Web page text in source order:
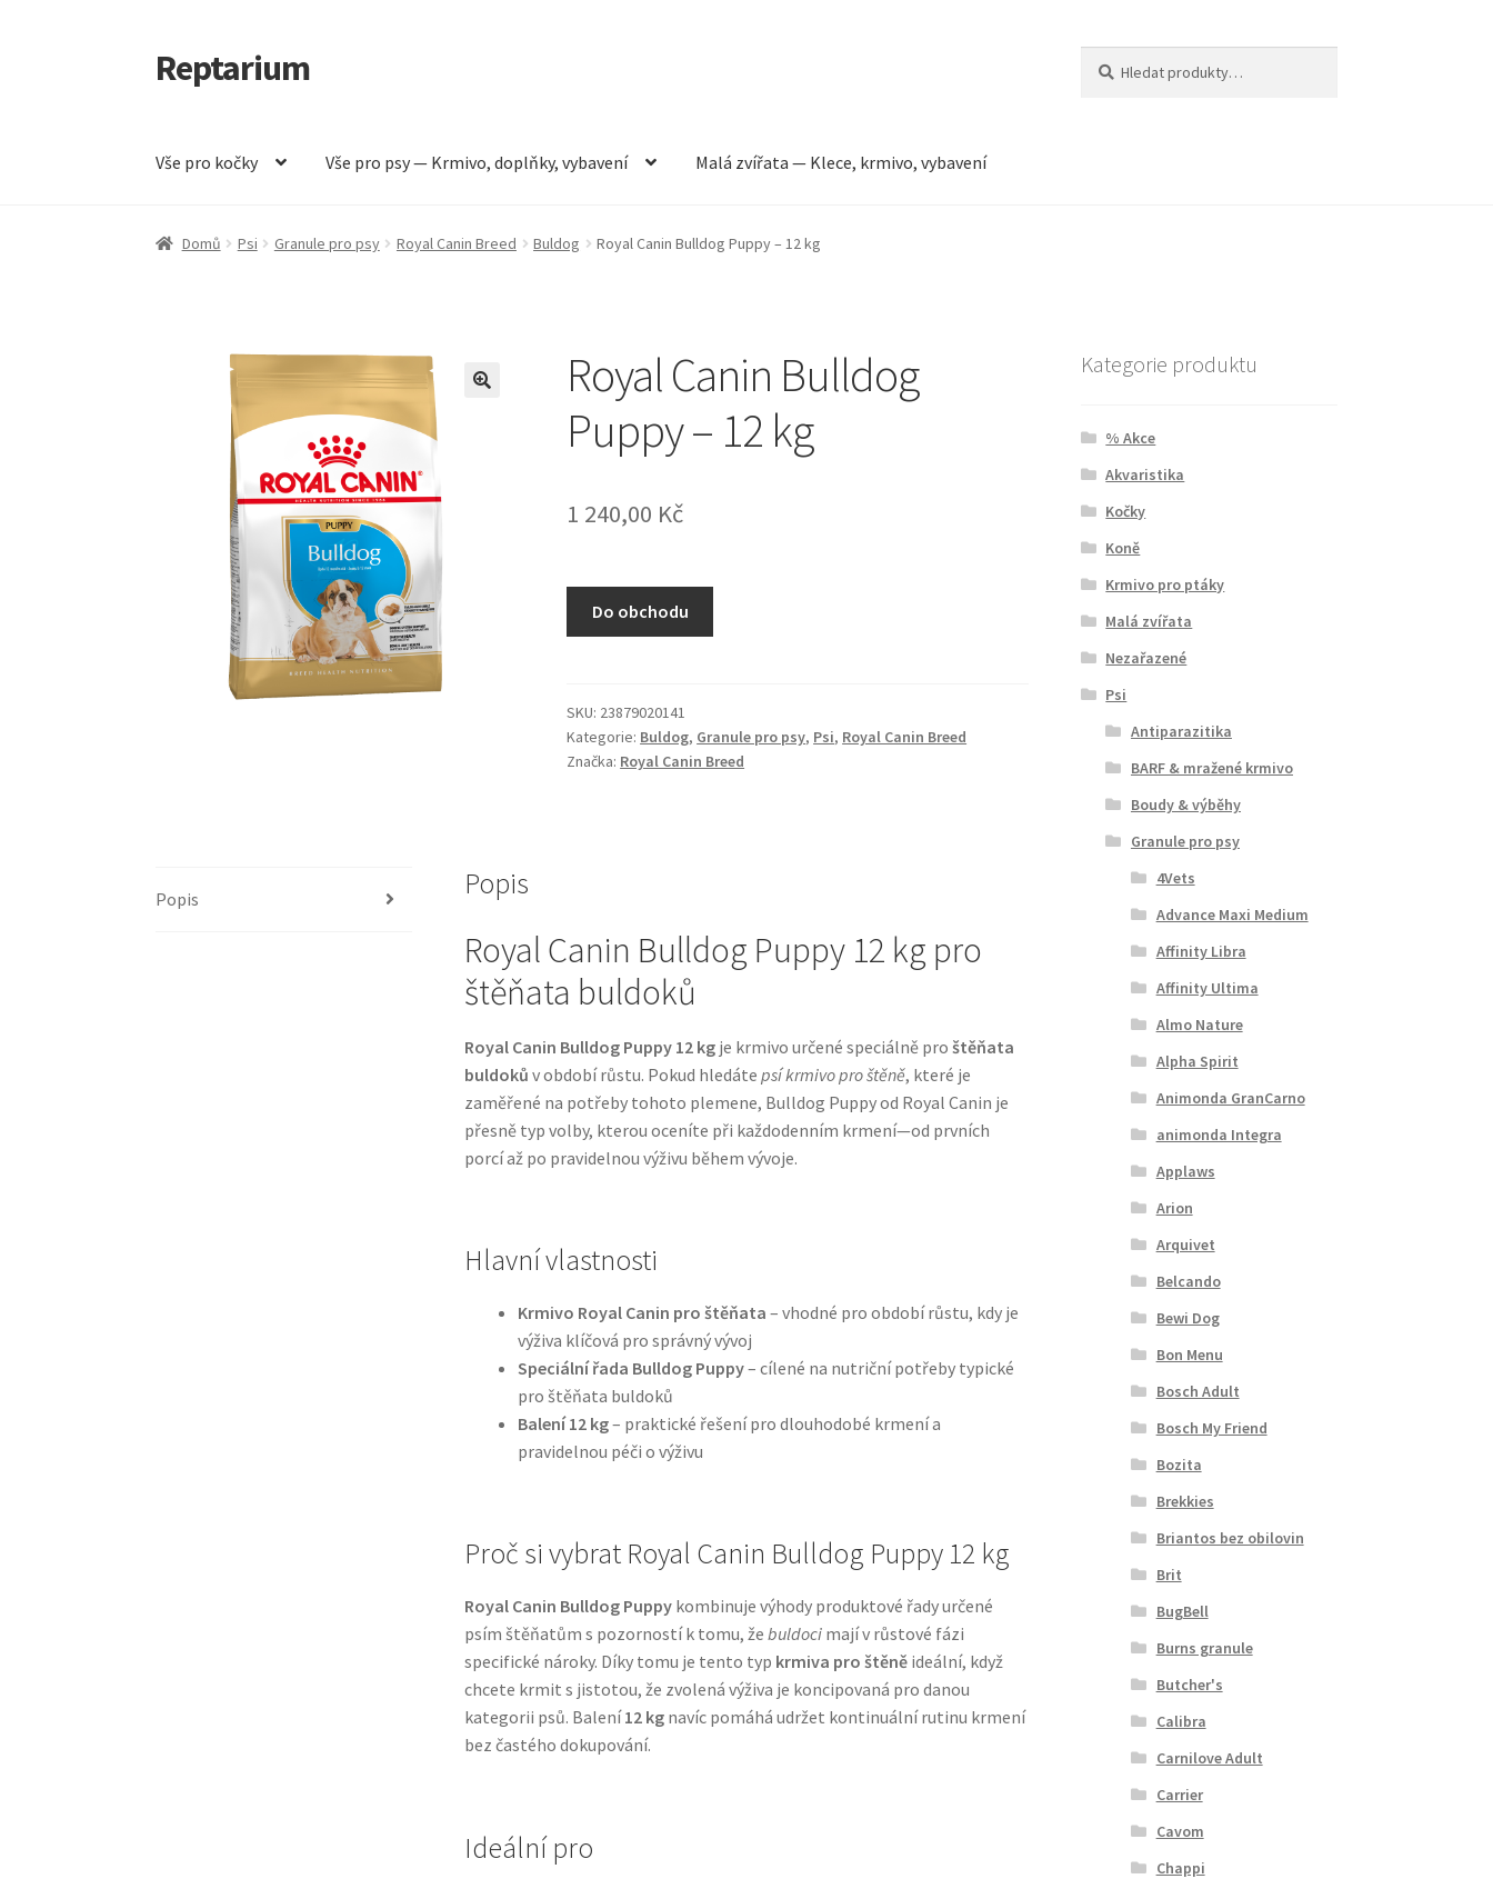
Přeskočit
na
Přejít
k
Reptarium
Vše pro kočky Vše pro psy — Krmivo, doplňky, vybavení Malá zvířata — Klece, krmivo, vybavení
Úvodní stránka Košík Malá zvířata — Klece, krmivo, vybavení Můj účet Obchod Pokladna
Domů Psi Granule pro psy Royal Canin Breed Buldog Royal Canin Bulldog Puppy – 12 kg
Royal Canin Bulldog
Puppy – 12 kg
1 240,00 Kč
Do obchodu
SKU: 23879020141
Kategorie: Buldog, Granule pro psy, Psi, Royal Canin Breed
Značka: Royal Canin Breed
Popis Popis
Royal Canin Bulldog Puppy 12 kg pro
štěňata buldoků
Royal Canin Bulldog Puppy 12 kgje krmivo určené speciálně pro štěňata
buldoků v období růstu. Pokud hledáte psí krmivo pro štěně, které je
zaměřené na potřeby tohoto plemene, Bulldog Puppy od Royal Canin je
přesně typ volby, kterou oceníte při každodenním krmení—od prvních
porcí až po pravidelnou výživu během vývoje.
Hlavní vlastnosti
Krmivo Royal Canin pro štěňata – vhodné pro období růstu, kdy je
výživa klíčová pro správný vývoj
Speciální řada Bulldog Puppy– cílené na nutriční potřeby typické
pro štěňata buldoků
Balení 12 kg– praktické řešení pro dlouhodobé krmení a
pravidelnou péči o výživu
Proč si vybrat Royal Canin Bulldog Puppy 12 kg
Royal Canin Bulldog Puppykombinuje výhody produktové řady určené
psím štěňatům s pozorností k tomu, že buldocimají v růstové fázi
specifické nároky. Díky tomu je tento typ krmiva pro štěněideální, když
chcete krmit s jistotou, že zvolená výživa je koncipovaná pro danou
kategorii psů. Balení12 kgnavíc pomáhá udržet kontinuální rutinu krmení
bez častého dokupování.
Ideální pro
Kategorie produktu
% Akce
Akvaristika
Kočky
Koně
Krmivo pro ptáky
Malá zvířata
Nezařazené
Psi
Antiparazitika
BARF & mražené krmivo
Boudy & výběhy
Granule pro psy
4Vets
Advance Maxi Medium
Affinity Libra
Affinity Ultima
Almo Nature
Alpha Spirit
Animonda GranCarno
animonda Integra
Applaws
Arion
Arquivet
Belcando
Bewi Dog
Bon Menu
Bosch Adult
Bosch My Friend
Bozita
Brekkies
Briantos bez obilovin
Brit
BugBell
Burns granule
Butcher's
Calibra
Carnilove Adult
Carrier
Cavom
Chappi